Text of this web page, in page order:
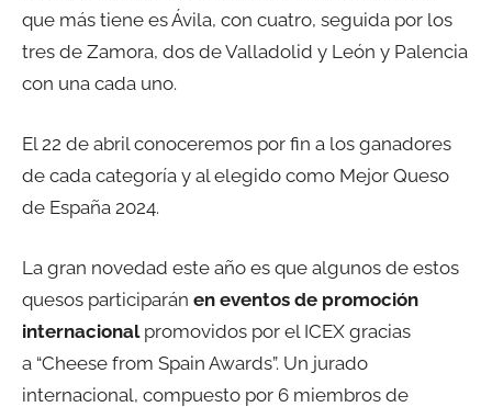
que más tiene es Ávila, con cuatro, seguida por los
tres de Zamora, dos de Valladolid y León y Palencia
con una cada uno.
El 22 de abril conoceremos por fin a los ganadores
de cada categoría y al elegido como Mejor Queso
de España 2024.
La gran novedad este año es que algunos de estos
quesos participarán en eventos de promoción
internacionalpromovidos por el ICEX gracias
a “Cheese from Spain Awards”. Un jurado
internacional, compuesto por 6 miembros de